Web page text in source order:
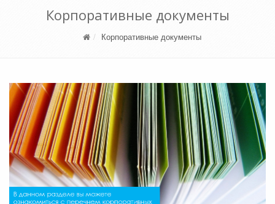
Корпоративные документы
Корпоративные документы